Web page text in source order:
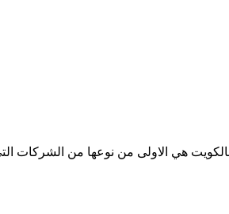
هي الاولى من نوعها من الشركات